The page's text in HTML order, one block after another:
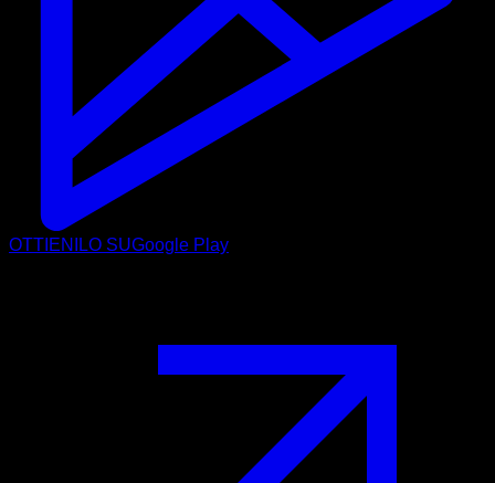
OTTIENILO SUGoogle Play